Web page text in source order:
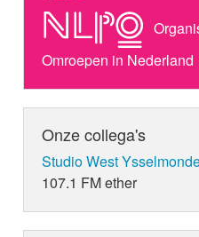
Omroepen in Nederland
Onze collega's
Studio West
107.1 FM ether